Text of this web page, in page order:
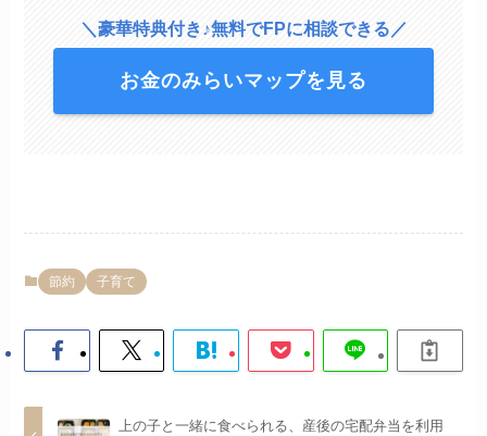
＼豪華特典付き♪無料でFPに相談できる／
お金のみらいマップを見る
節約 子育て
上の子と一緒に食べられる、産後の宅配弁当を利用